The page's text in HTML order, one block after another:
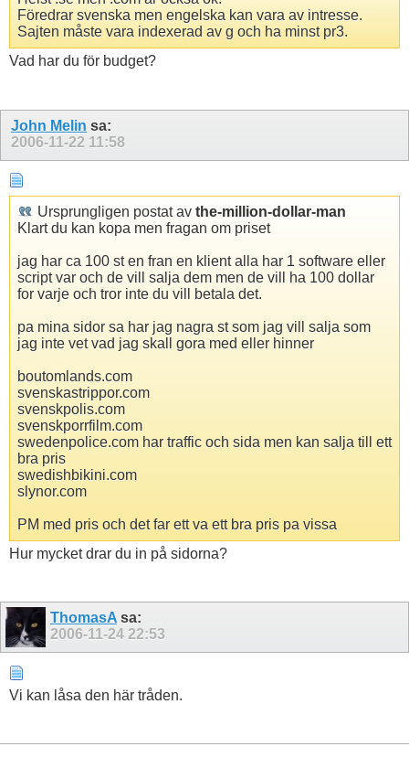
Föredrar svenska men engelska kan vara av intresse.
Sajten måste vara indexerad av g och ha minst pr3.
Vad har du för budget?
John Melin sa:
2006-11-22 11:58
Ursprungligen postat av the-million-dollar-man
Klart du kan kopa men fragan om priset
jag har ca 100 st en fran en klient alla har 1 software eller
script var och de vill salja dem men de vill ha 100 dollar
for varje och tror inte du vill betala det.
pa mina sidor sa har jag nagra st som jag vill salja som
jag inte vet vad jag skall gora med eller hinner
boutomlands.com
svenskastrippor.com
svenskpolis.com
svenskporrfilm.com
swedenpolice.com har traffic och sida men kan salja till ett
bra pris
swedishbikini.com
slynor.com
PM med pris och det far ett va ett bra pris pa vissa
Hur mycket drar du in på sidorna?
ThomasA sa:
2006-11-24 22:53
Vi kan låsa den här tråden.